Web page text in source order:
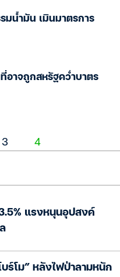
มน้ำมัน เมินมาตรการ
อาจถูกสหรัฐคว่ำบาตร
3 4
แรงหนุนอุปสงค์
บร์โม” หลังไฟป่าลามหนัก